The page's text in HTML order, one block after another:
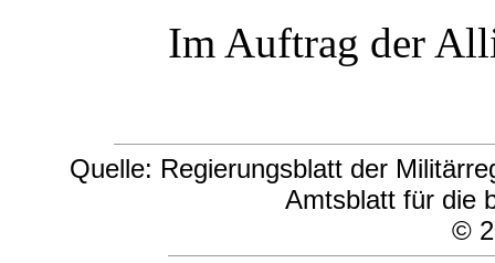
Im Auftrag der
Quelle: Regierungsblatt der
Amtsblatt für die
©